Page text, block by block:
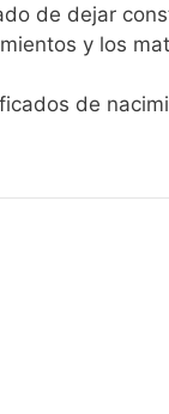
de dejar
y los
de